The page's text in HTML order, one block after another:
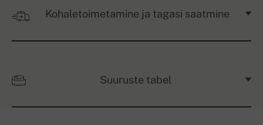
Kohaletoimetamine ja tagasi saatmine
Suuruste tabel